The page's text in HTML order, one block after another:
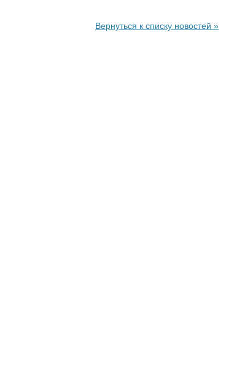
Вернуться к списку новостей »